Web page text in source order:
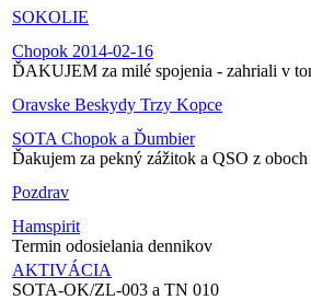
SOKOLIE
Chopok 2014-02-16
ĎAKUJEM za milé spojenia - zahriali v
Oravske Beskydy Trzy Kopce
SOTA Chopok a Ďumbier
Ďakujem za pekný zážitok a QSO z
Pozdrav
Hamspirit
Termin odosielania dennikov
AKTIVÁCIA
SOTA-OK/ZL-003 a TN 010